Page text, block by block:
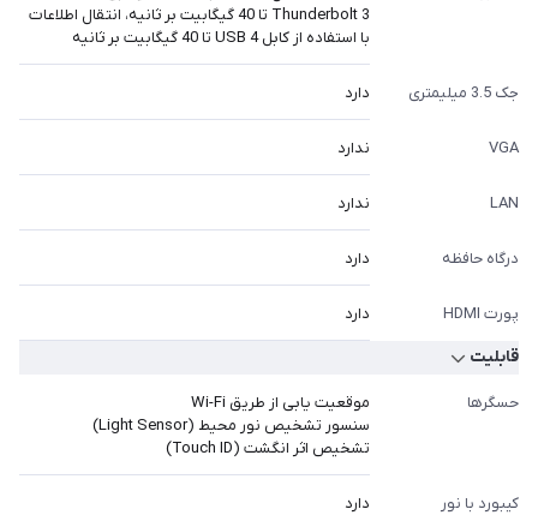
Thunderbolt 3 تا 40 گیگابیت بر ثانیه، انتقال اطلاعات
با استفاده از کابل USB 4 تا 40 گیگابیت بر ثانیه
جک 3.5 میلیمتری دارد
VGA ندارد
LAN ندارد
درگاه حافظه دارد
پورت HDMI دارد
قابلیت
حسگرها
موقعیت یابی از طریق Wi-Fi
سنسور تشخیص نور محیط (Light Sensor)
تشخیص اثر انگشت (Touch ID)
کیبورد با نور
دارد